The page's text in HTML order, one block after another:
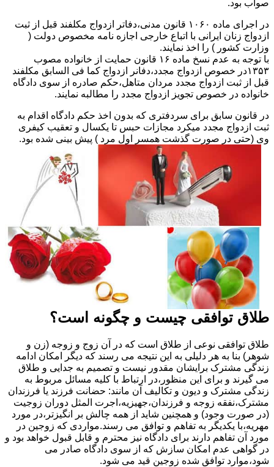
صواب بود.
در اجرای ماده ۱۰۶۰ قانون مدنی،دفاتر ازدواج مکلفند قبل از ثبت
ازدواج زنان ایرانی با اتباع خارجی اجازه نامه مخصوص دولت (
وزارت کشور ) را اخذ نمایند.
با توجه به عدم نسخ ماده ۱۶ قانون حمایت از خانواده مصوب
۱۳۵۳در خصوص ازدواج مجدد،دفانر ازدواج کما فی السابق مکلفند
قبل از ثبت ازدواج مجدد مردان متاهل،حکم صادره از سوی دادگاه
خانواده در خصوص تجویز ازدواج مجدد را مطالبه نمایند.
در قانون سابق برای سردفتری که بدون اخذ حکم دادگاه اقدام به
ثبت ازدواج مجدد میکرد مجازات حبس تا یکسال و تعقیب کیفری
وی (حتی در صورت گذشت همسر اول مرد ) پیش بینی شده بود.
طلاق توافقی چیست و چگونه است؟
طلاق توافقی نوعی از طلاق است که در آن زوج و زوجه (زن و
شوهر) بنا به هر دلیلی به این نتیجه می رسند که دیگر امکان ادامه
زندگی مشترک برایشان مقدور نیست و تصمیم به جدایی و طلاق
می گیرند و برای این منظور،در ارتباط با کلیه مسائل مربوط به
زندگی مشترک و دیون و تکالیف آن مانند: حضانت فرزند یا فرزندان
مشترک،نفقه زوجه و فرزندان،جهیزیه،اجرت المثل دوران زوجیت
(در صورت وجود) و همچنین شاید از همه چالش بر انگیزتر،در مورد
مهریه،با یکدیگر به تفاهم و توافق می رسند.مواردی که زوجین در
مورد آن تفاهم دارند برای دادگاه نیز محترم و قابل قبول خواهد بود و
در گواهی عدم امکان سازش که از سوی دادگاه صادر می
شود،موارد توافق شده زوجین قید می شود.